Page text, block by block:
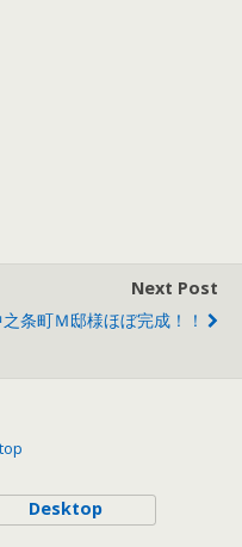
Next Post
条町Ｍ邸様ほぼ完成！！
Desktop